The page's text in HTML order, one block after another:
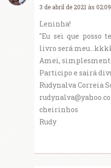
3 de abril de 2021 às 02:09
Leninha!
"Eu sei que posso
livro será
Amei,
Participo e sairá
Rudynalva Correia
cheirinhos
Rudy